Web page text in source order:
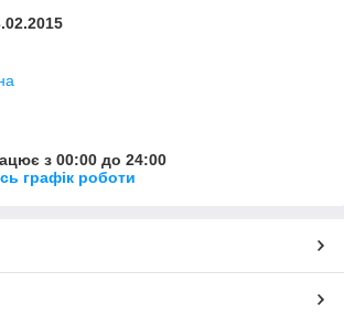
з 00:00 до 24:00
графік роботи